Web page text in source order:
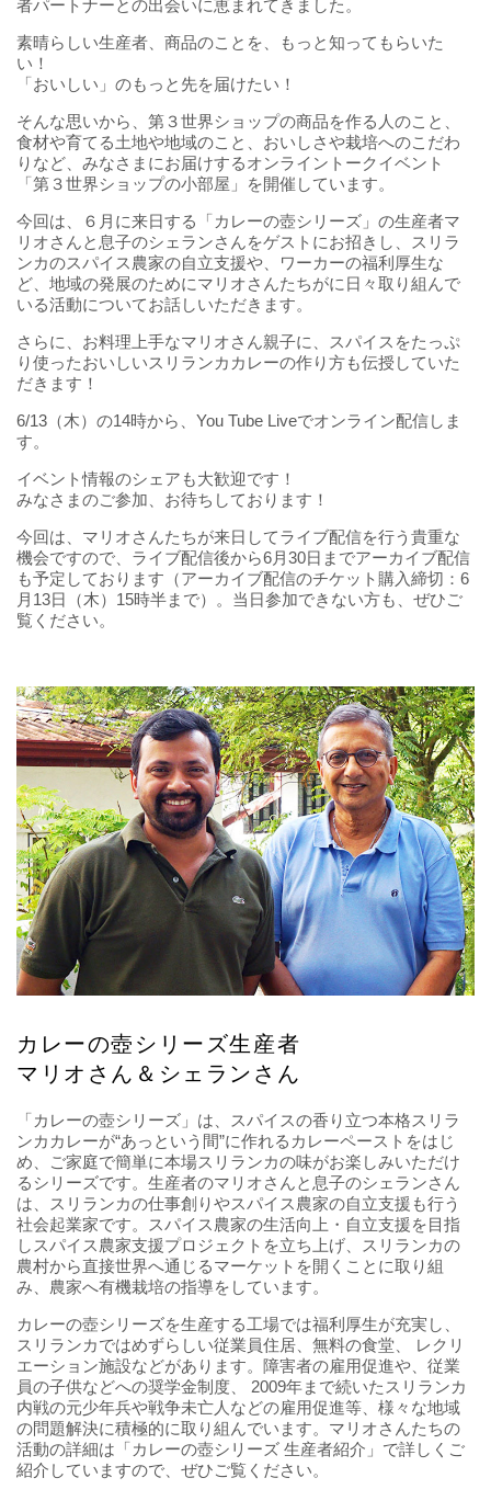
者パートナーとの出会いに恵まれてきました。
素晴らしい生産者、商品のことを、もっと知ってもらいた
い！
「おいしい」のもっと先を届けたい！
そんな思いから、第３世界ショップの商品を作る人のこと、
食材や育てる土地や地域のこと、おいしさや栽培へのこだわ
りなど、みなさまにお届けするオンライントークイベント
「第３世界ショップの小部屋」を開催しています。
今回は、６月に来日する「カレーの壺シリーズ」の生産者マ
リオさんと息子のシェランさんをゲストにお招きし、スリラ
ンカのスパイス農家の自立支援や、ワーカーの福利厚生な
ど、地域の発展のためにマリオさんたちがに日々取り組んで
いる活動についてお話しいただきます。
さらに、お料理上手なマリオさん親子に、スパイスをたっぷ
り使ったおいしいスリランカカレーの作り方も伝授していた
だきます！
6/13（木）の14時から、You Tube Liveでオンライン配信しま
す。
イベント情報のシェアも大歓迎です！
みなさまのご参加、お待ちしております！
今回は、マリオさんたちが来日してライブ配信を行う貴重な
機会ですので、ライブ配信後から6月30日までアーカイブ配信
も予定しております（アーカイブ配信のチケット購入締切：6
月13日（木）15時半まで）。当日参加できない方も、ぜひご
覧ください。
カレーの壺シリーズ生産者
マリオさん＆シェランさん
「カレーの壺シリーズ」は、スパイスの香り立つ本格スリラ
ンカカレーが“あっという間”に作れるカレーペーストをはじ
め、ご家庭で簡単に本場スリランカの味がお楽しみいただけ
るシリーズです。生産者のマリオさんと息子のシェランさん
は、スリランカの仕事創りやスパイス農家の自立支援も行う
社会起業家です。スパイス農家の生活向上・自立支援を目指
しスパイス農家支援プロジェクトを立ち上げ、スリランカの
農村から直接世界へ通じるマーケットを開くことに取り組
み、農家へ有機栽培の指導をしています。
カレーの壺シリーズを生産する工場では福利厚生が充実し、
スリランカではめずらしい従業員住居、無料の食堂、 レクリ
エーション施設などがあります。障害者の雇用促進や、従業
員の子供などへの奨学金制度、 2009年まで続いたスリランカ
内戦の元少年兵や戦争未亡人などの雇用促進等、様々な地域
の問題解決に積極的に取り組んでいます。マリオさんたちの
活動の詳細は「カレーの壺シリーズ 生産者紹介」で詳しくご
紹介していますので、ぜひご覧ください。